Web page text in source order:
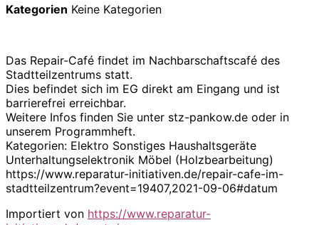
Kategorien Keine Kategorien
Das Repair-Café findet im Nachbarschaftscafé des
Stadtteilzentrums statt.
Dies befindet sich im EG direkt am Eingang und ist
barrierefrei erreichbar.
Weitere Infos finden Sie unter stz-pankow.de oder in
unserem Programmheft.
Kategorien: Elektro Sonstiges Haushaltsgeräte
Unterhaltungselektronik Möbel (Holzbearbeitung)
https://www.reparatur-initiativen.de/repair-cafe-im-
stadtteilzentrum?event=19407,2021-09-06#datum
Importiert von https://www.reparatur-